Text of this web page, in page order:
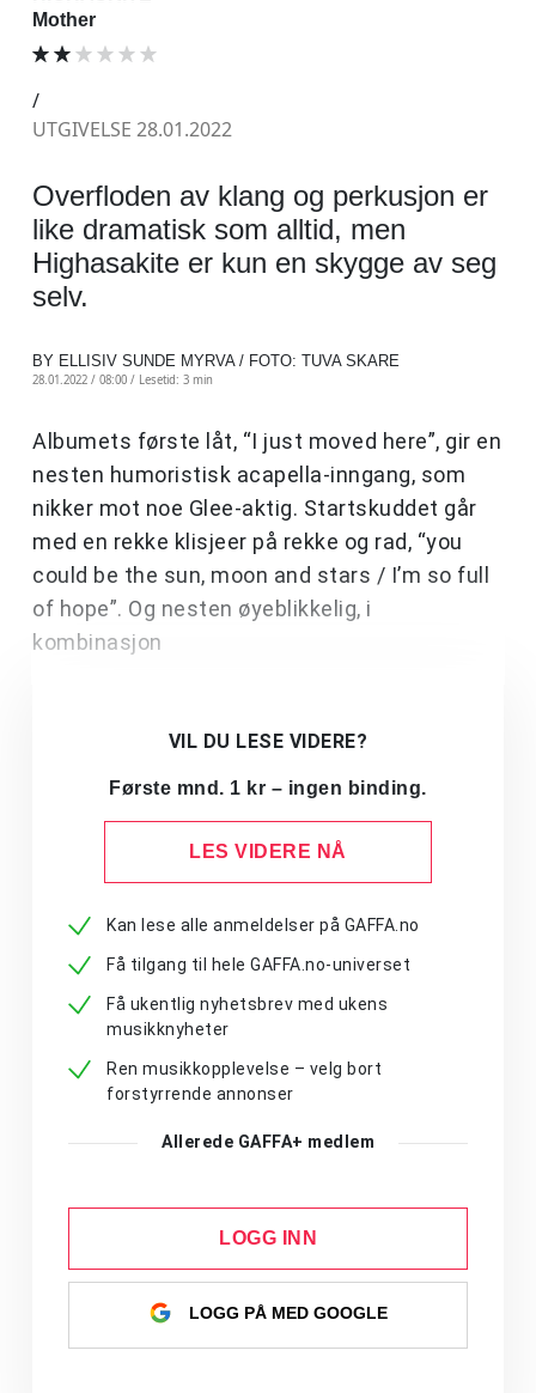
Mother
/
UTGIVELSE 28.01.2022
Overfloden av klang og perkusjon er
like dramatisk som alltid, men
Highasakite er kun en skygge av seg
selv.
BY ELLISIV SUNDE MYRVA / FOTO: TUVA SKARE
28.01.2022 / 08:00 / Lesetid: 3 min
Albumets første låt, “I just moved here”, gir en
nesten humoristisk acapella-inngang, som
nikker mot noe Glee-aktig. Startskuddet går
med en rekke klisjeer på rekke og rad, “you
could be the sun, moon and stars / I’m so full
of hope”. Og nesten øyeblikkelig, i
kombinasjon
VIL DU LESE VIDERE?
Første mnd. 1 kr – ingen binding.
LES VIDERE NÅ
Kan lese alle anmeldelser på GAFFA.no
Få tilgang til hele GAFFA.no-universet
Få ukentlig nyhetsbrev med ukens
musikknyheter
Ren musikkopplevelse – velg bort
forstyrrende annonser
Allerede GAFFA+ medlem
LOGG INN
LOGG PÅ MED GOOGLE